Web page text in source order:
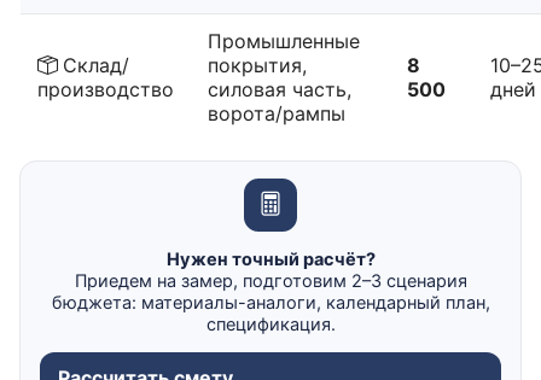
Склад/
производство
Промышленные
покрытия,
силовая часть,
ворота/рампы
8
500
дней
Нужен точный расчёт?
Приедем на замер, подготовим 2–3 сценария
бюджета: материалы-аналоги, календарный план,
спецификация.